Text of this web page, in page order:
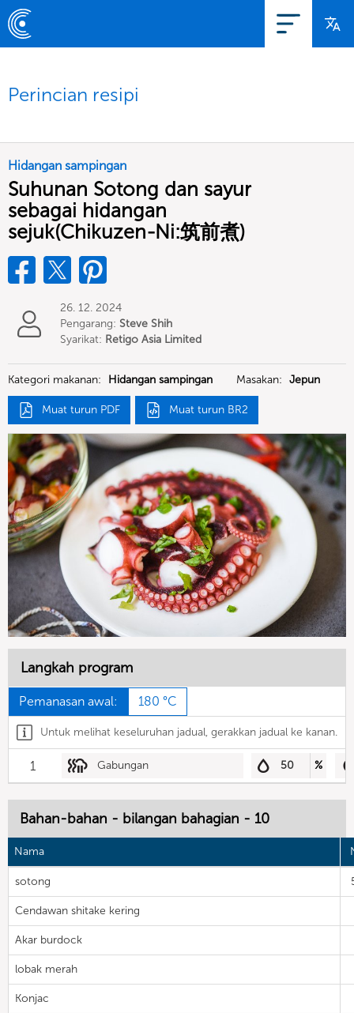
Perincian resipi
Hidangan sampingan
Suhunan Sotong dan sayur
sebagai hidangan
sejuk(Chikuzen-Ni:筑前煮)
26. 12. 2024
Pengarang: Steve Shih
Syarikat: Retigo Asia Limited
Kategori makanan: Hidangan sampingan Masakan: Jepun
Muat turun PDF Muat turun BR2
Langkah program
Pemanasan awal: 180 °C
Untuk melihat keseluruhan jadual, gerakkan jadual ke kanan.
1 Gabungan 50 %
Bahan-bahan - bilangan bahagian - 10
Nama
sotong
Cendawan shitake kering
Akar burdock
lobak merah
Konjac